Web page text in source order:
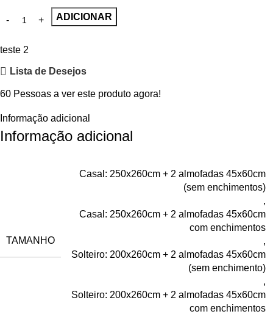
ADICIONAR
teste 2
Lista de Desejos
60 Pessoas a ver este produto agora!
Informação adicional
Informação adicional
TAMANHO
Casal: 250x260cm + 2 almofadas 45x60cm
(sem enchimentos)
,
Casal: 250x260cm + 2 almofadas 45x60cm
com enchimentos
,
Solteiro: 200x260cm + 2 almofadas 45x60cm
(sem enchimento)
,
Solteiro: 200x260cm + 2 almofadas 45x60cm
com enchimentos